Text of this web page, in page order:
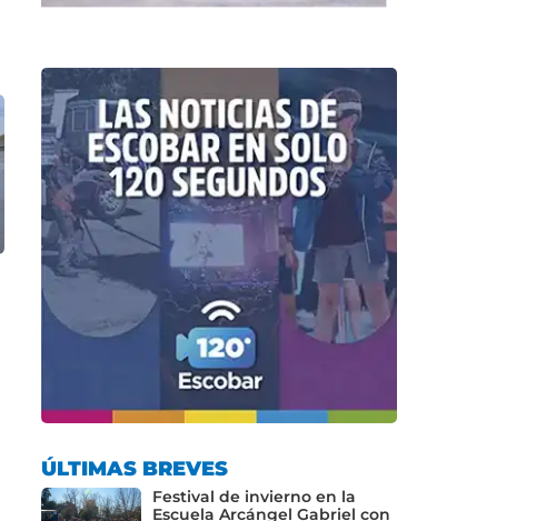
ÚLTIMAS BREVES
Festival de invierno en la
Escuela Arcángel Gabriel con